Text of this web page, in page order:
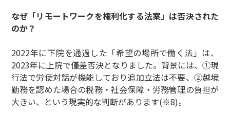
なぜ「リモートワークを権利化する法案」は否決された
のか？
2022年に下院を通過した「希望の場所で働く法」は、
2023年に上院で僅差否決となりました。背景には、①現
行法で労使対話が機能しており追加立法は不要、②越境
勤務を認めた場合の税務・社会保障・労務管理の負担が
大きい、という現実的な判断があります(※8)。